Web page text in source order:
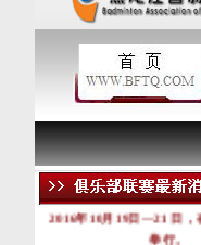
2016哈尔滨市
羽毛球比赛的
2016年10月19日—21 日
举行。